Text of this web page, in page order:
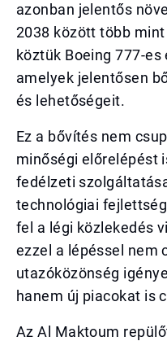
azonban jelentős
2038 között több
köztük Boeing 777-
amelyek jelentősen
és lehetőségeit.
Ez a bővítés nem
minőségi előrelépést
fedélzeti
technológiai
fel a légi közlekedés
ezzel a lépéssel nem
utazóközönség
hanem új piacokat is
Az Al Maktoum